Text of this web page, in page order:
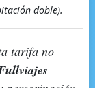
doble).
tarifa no